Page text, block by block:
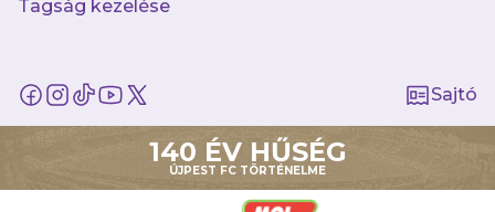
Tagság kezelése
Sajtó
140 ÉV HŰSÉG
ÚJPEST FC TÖRTÉNELME
Meccseink
Galéria
Jövőnk
Utánpótlás
Babaváró